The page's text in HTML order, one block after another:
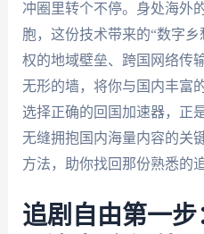
冲圈里转个不停。身处海外
胞，这份技术带来的“数字
权的地域壁垒、跨国网络传
无形的墙，将你与国内丰富
选择正确的回国加速器，正
无缝拥抱国内海量内容的关
方法，助你找回那份熟悉的
追剧自由第一